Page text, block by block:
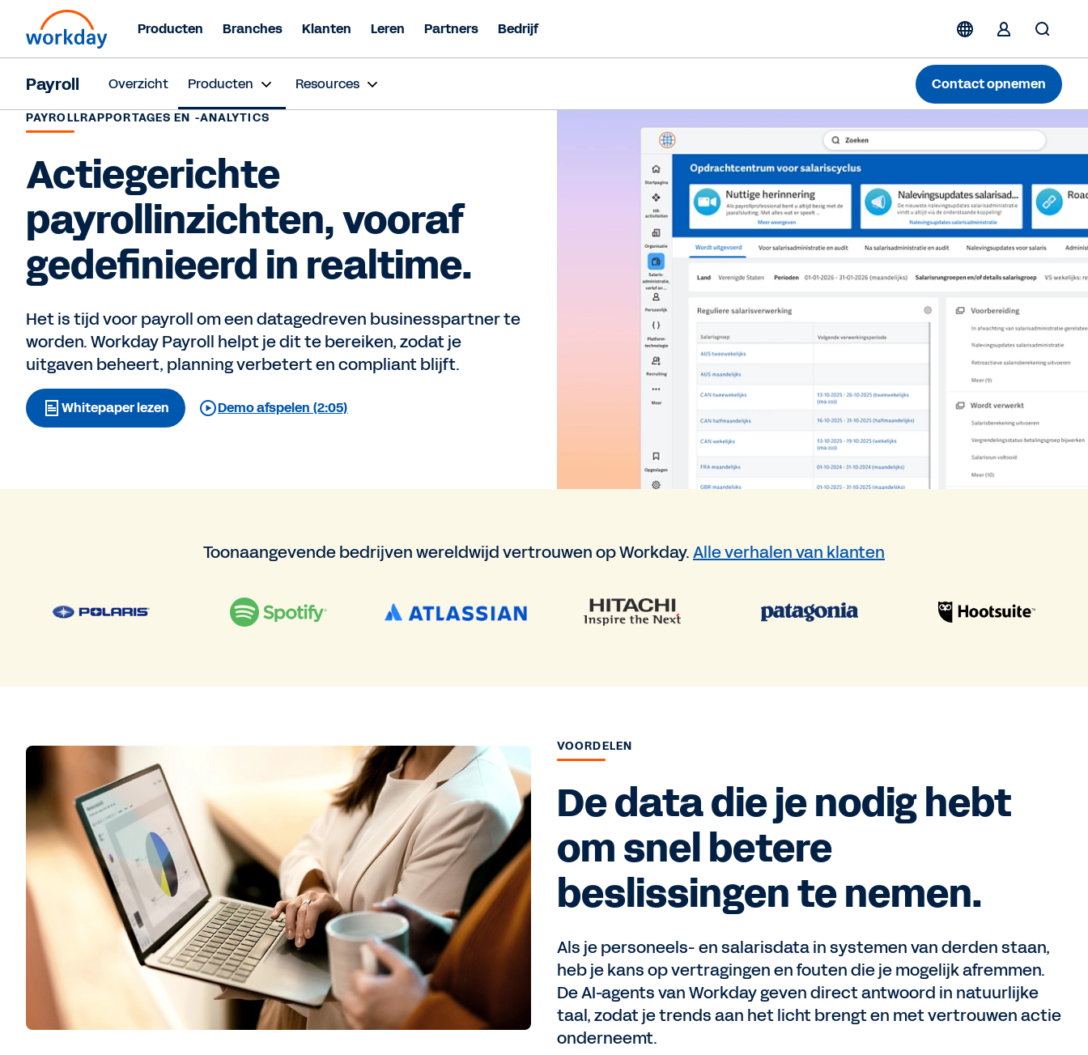
Producten Branches Klanten Leren Partners Bedrijf
Payroll Overzicht Producten Resources Contact opnemen
PAYROLLRAPPORTAGES EN -ANALYTICS
Actiegerichte
payrollinzichten, vooraf
gedefinieerd in realtime.
Het is tijd voor payroll om een datagedreven businesspartner te
worden. Workday Payroll helpt je dit te bereiken, zodat je
uitgaven beheert, planning verbetert en compliant blijft.
Whitepaper lezen Demo afspelen (2:05)
Toonaangevende bedrijven wereldwijd vertrouwen op Workday.Alle verhalen van klanten
VOORDELEN
De data die je nodig hebt
om snel betere
beslissingen te nemen.
Als je personeels- en salarisdata in systemen van derden staan,
heb je kans op vertragingen en fouten die je mogelijk afremmen.
De AI-agents van Workday geven direct antwoord in natuurlijke
taal, zodat je trends aan het licht brengt en met vertrouwen actie
onderneemt.